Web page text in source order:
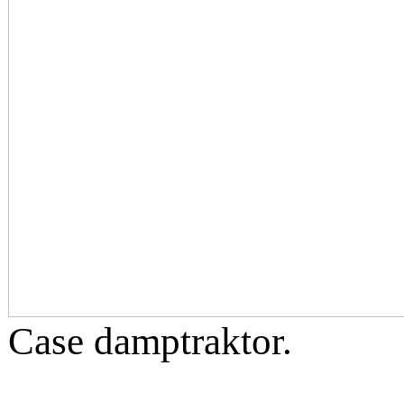
Case damptraktor.